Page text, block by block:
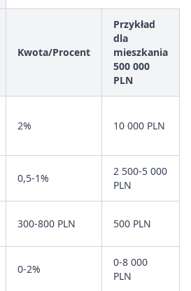
Kwota/Procent
Przykład
dla
mieszkania
500 000
PLN
2% 10 000 PLN
0,5-1%
2 500-5 000
PLN
300-800 PLN 500 PLN
0-2%
0-8 000
PLN